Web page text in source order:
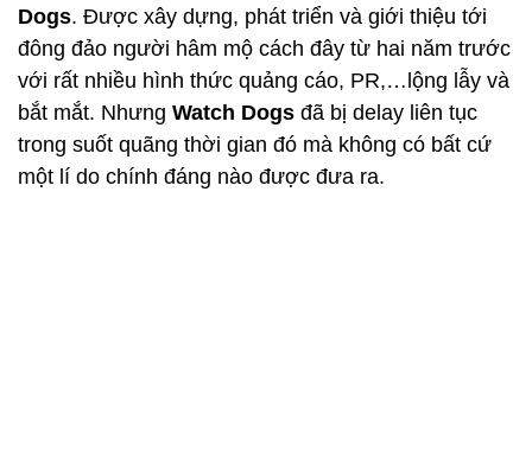
Dogs. Được xây dựng, phát triển và giới thiệu tới
đông đảo người hâm mộ cách đây từ hai năm trước
với rất nhiều hình thức quảng cáo, PR,…lộng lẫy và
bắt mắt. Nhưng Watch Dogs đã bị delay liên tục
trong suốt quãng thời gian đó mà không có bất cứ
một lí do chính đáng nào được đưa ra.